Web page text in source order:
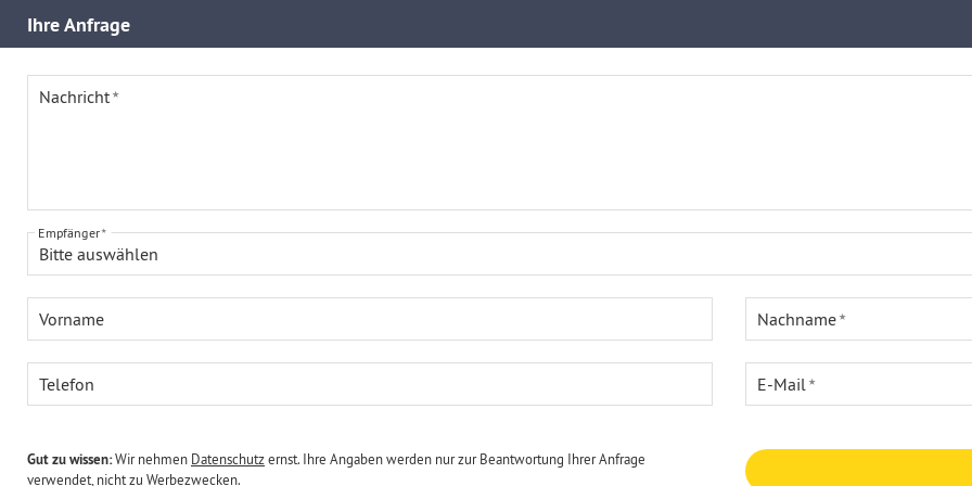
IhreAnfrage
Nachricht
Bitte auswählen
Empfänger
Vorname Nachname
Telefon E-Mail
Gut zu wissen:Wir nehmen Datenschutzernst. Ihre Angaben werden nur zur Beantwortung Ihrer Anfrage
verwendet, nicht zu Werbezwecken.